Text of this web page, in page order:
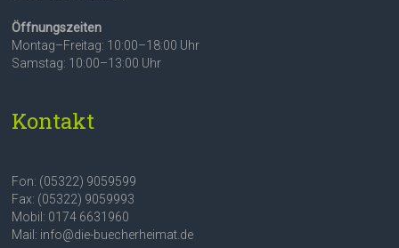
Öffnungszeiten
Montag–Freitag: 10:00–18:00 Uhr
Samstag: 10:00–13:00 Uhr
Kontakt
Fon: (05322) 9059599
Fax: (05322) 9059993
Mobil: 0174 6631960
Mail: info@die-buecherheimat.de